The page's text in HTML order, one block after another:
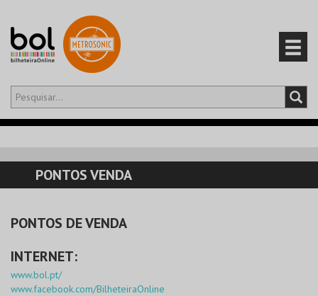
Olá,iniciar sessão
CARRINHO
EVENTOS
CARTÕES
PRODUTOS
PONTOS VENDA
PONTOS DE VENDA
INTERNET:
www.bol.pt/
www.facebook.com/BilheteiraOnline